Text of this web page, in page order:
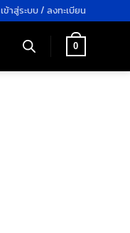
เข้าสู่ระบบ / ลงทะเบียน
0